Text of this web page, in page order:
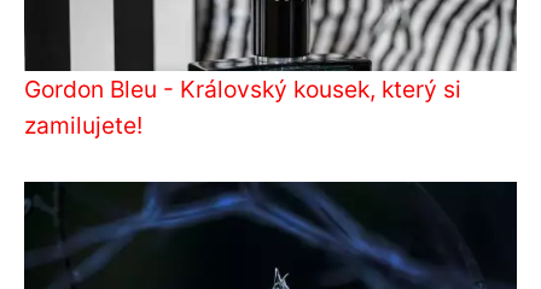
Gordon Bleu - Královský kousek, který si
zamilujete!